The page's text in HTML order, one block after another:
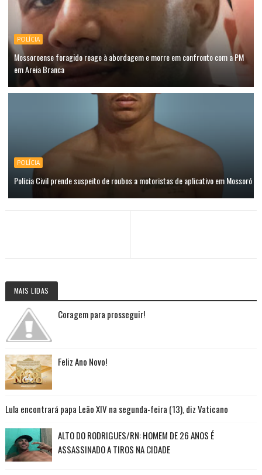
POLÍCIA
Mossoroense foragido reage à abordagem e morre em confronto com a PM
em Areia Branca
POLÍCIA
Polícia Civil prende suspeito de roubos a motoristas de aplicativo em Mossoró
MAIS LIDAS
Coragem para prosseguir!
Feliz Ano Novo!
Lula encontrará papa Leão XIV na segunda-feira (13), diz Vaticano
ALTO DO RODRIGUES/RN: HOMEM DE 26 ANOS É
ASSASSINADO A TIROS NA CIDADE